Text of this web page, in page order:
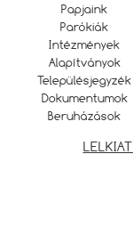
Papjaink
Parókiák
Intézmények
Alapítványok
Településjegyzék
Dokumentumok
Beruházások